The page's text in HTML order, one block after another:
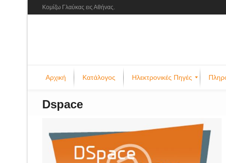
Κομίζω Γλαύκας εις Αθήνας.
Αρχική Κατάλογος Ηλεκτρονικές Πηγές
Dspace